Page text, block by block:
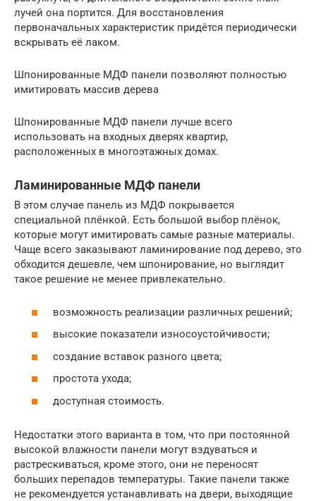
лучей она портится. Для восстановления
первоначальных характеристик придётся периодически
вскрывать её лаком.
Шпонированные МДФ панели позволяют полностью
имитировать массив дерева
Шпонированные МДФ панели лучше всего
использовать на входных дверях квартир,
расположенных в многоэтажных домах.
Ламинированные МДФ панели
В этом случае панель из МДФ покрывается
специальной плёнкой. Есть большой выбор плёнок,
которые могут имитировать самые разные материалы.
Чаще всего заказывают ламинирование под дерево, это
обходится дешевле, чем шпонирование, но выглядит
такое решение не менее привлекательно.
возможность реализации различных решений;
высокие показатели износоустойчивости;
создание вставок разного цвета;
простота ухода;
доступная стоимость.
Недостатки этого варианта в том, что при постоянной
высокой влажности панели могут вздуваться и
растрескиваться, кроме этого, они не переносят
больших перепадов температуры. Такие панели также
не рекомендуется устанавливать на двери, выходящие